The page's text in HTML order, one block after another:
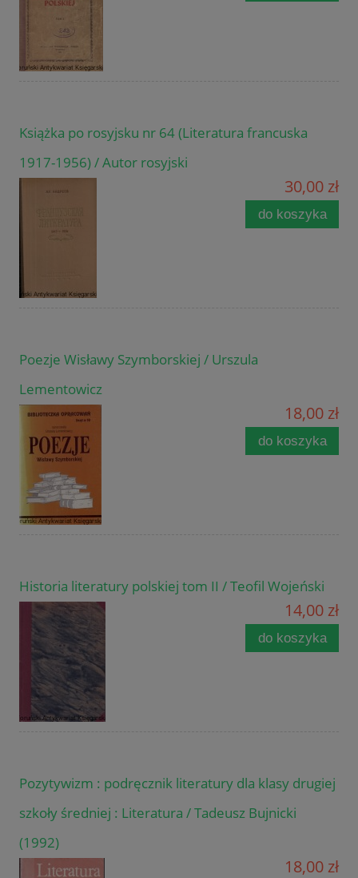
Książka po rosyjsku nr 64 (Literatura francuska
1917-1956) / Autor rosyjski
30,00 zł
do koszyka
Poezje Wisławy Szymborskiej / Urszula
Lementowicz
18,00 zł
do koszyka
Historia literatury polskiej tom II / Teofil Wojeński
14,00 zł
do koszyka
Pozytywizm : podręcznik literatury dla klasy drugiej
szkoły średniej : Literatura / Tadeusz Bujnicki
(1992)
18,00 zł